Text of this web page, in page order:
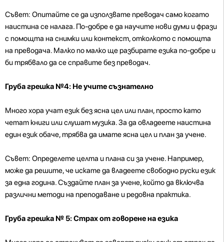
Съвет: Опитайте се да използвате преводач само когато
наистина се налага. По-добре е да научите нови думи и фрази
с помощта на снимки или контекст, отколкото с помощта
на преводача. Малко по малко ще разбирате езика по-добре и
би трябвало да се справите без преводач.
Груба грешка №4: Не учите съзнателно
Много хора учат език без ясна цел или план, просто като
четат книги или слушат музика. За да овладеете наистина
един език обаче, трябва да имате ясна цел и план за учене.
Съвет: Определете целта и плана си за учене. Например,
може да решите, че искате да владеете свободно руски език
за една година. Създайте план за учене, който да включва
различни методи на преподаване и редовна практика.
Груба грешка № 5: Страх от говорене на езика